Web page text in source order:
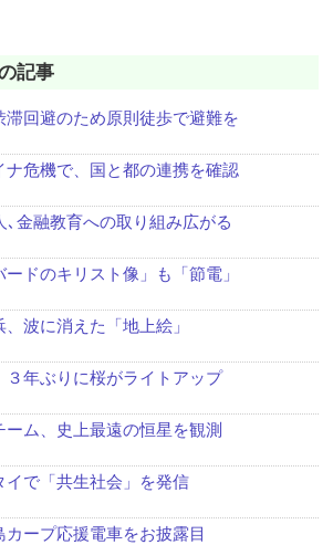
記事
滞回避のため原則徒歩で避難を
ナ危機で、国と都の連携を確認
､金融教育への取り組み広がる
ドのキリスト像」も「節電」
波に消えた「地上絵」
３年ぶりに桜がライトアップ
ム、史上最遠の恒星を観測
イで「共生社会」を発信
カープ応援電車をお披露目